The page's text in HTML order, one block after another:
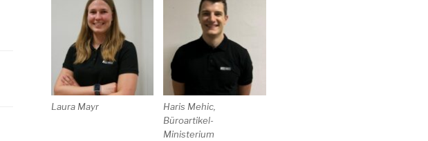
Laura Mayr
Haris Mehic,
Büroartikel-
Ministerium